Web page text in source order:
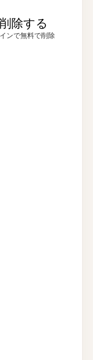
除する
ンで無料で削除